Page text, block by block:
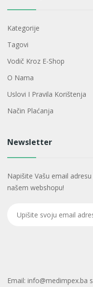
Kategorije
Tagovi
Vodič Kroz E-Shop
O Nama
Uslovi I Pravila Korištenja
Način Plaćanja
Newsletter
Napišite Vašu email
našem webshopu!
Email: info@medimpex.ba